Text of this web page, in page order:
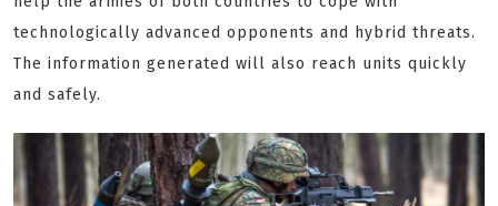
technologically advanced opponents and hybrid threats.
The information generated will also reach units quickly
and safely.